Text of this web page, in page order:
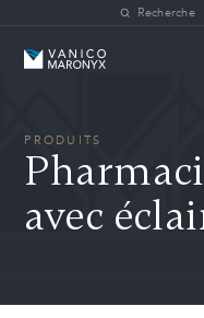
Skip to main contentRecherche
Vanico-Maronyx
PRODUITS
avec